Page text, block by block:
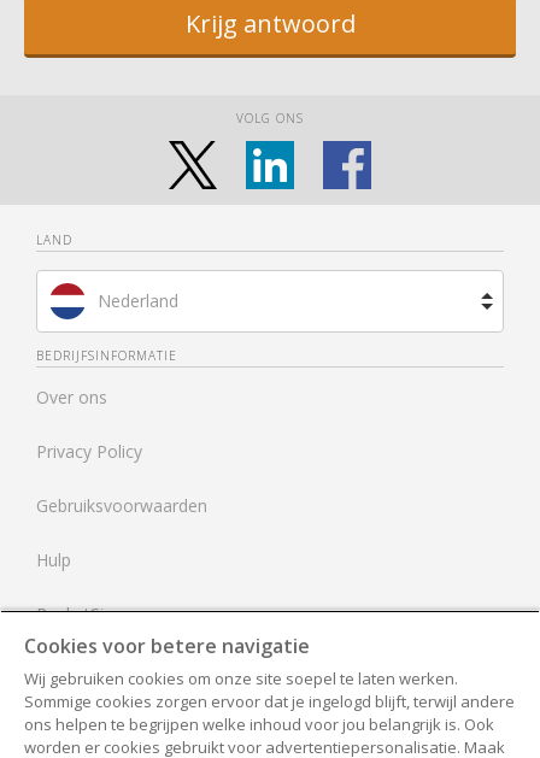
Krijg antwoord
VOLG ONS
LAND
Nederland
Brazilië
Spanje
Frankrijk
Verenigd Koninkrijk
BEDRIJFSINFORMATIE
Over ons
Privacy Policy
Gebruiksvoorwaarden
Hulp
RocketSign
Neem contact op
Alle documenten
Cookies voor betere navigatie
Wij gebruiken cookies om onze site soepel te laten werken.
Sommige cookies zorgen ervoor dat je ingelogd blijft, terwijl andere
ons helpen te begrijpen welke inhoud voor jou belangrijk is. Ook
worden er cookies gebruikt voor advertentiepersonalisatie. Maak